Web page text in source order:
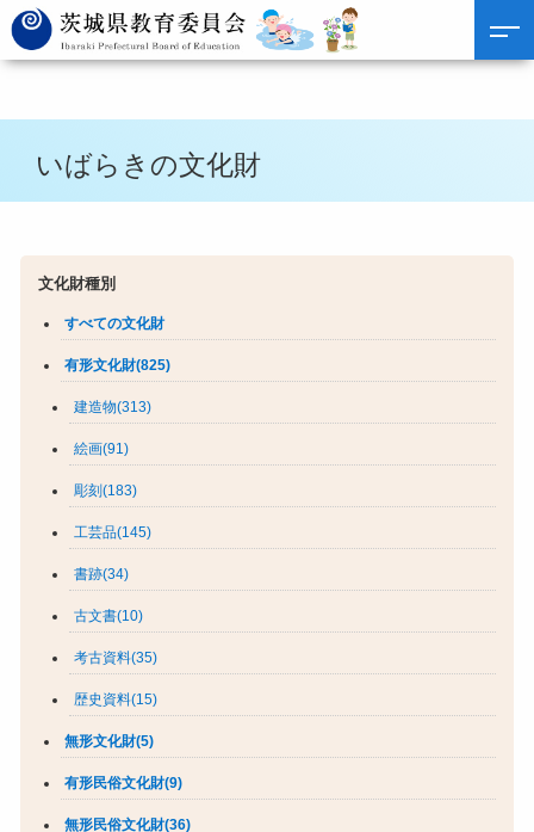
いばらきの文化財
文化財種別
すべての文化財
有形文化財(825)
建造物(313)
絵画(91)
彫刻(183)
工芸品(145)
書跡(34)
古文書(10)
考古資料(35)
歴史資料(15)
無形文化財(5)
有形民俗文化財(9)
無形民俗文化財(36)